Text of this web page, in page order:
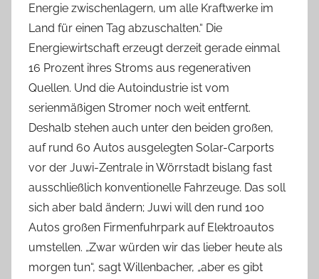
Energie zwischenlagern, um alle Kraftwerke im
Land für einen Tag abzuschalten.“ Die
Energiewirtschaft erzeugt derzeit gerade einmal
16 Prozent ihres Stroms aus regenerativen
Quellen. Und die Autoindustrie ist vom
serienmäßigen Stromer noch weit entfernt.
Deshalb stehen auch unter den beiden großen,
auf rund 60 Autos ausgelegten Solar-Carports
vor der Juwi-Zentrale in Wörrstadt bislang fast
ausschließlich konventionelle Fahrzeuge. Das soll
sich aber bald ändern; Juwi will den rund 100
Autos großen Firmenfuhrpark auf Elektroautos
umstellen. „Zwar würden wir das lieber heute als
morgen tun“, sagt Willenbacher, „aber es gibt